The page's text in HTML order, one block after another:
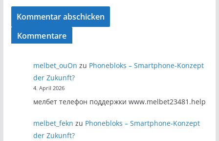
Kommentare
melbet_ouOn zu Phonebloks – Smartphone-Konzept
der Zukunft?
4. April 2026
мелбет телефон поддержки www.melbet23481.help
melbet_fekn zu Phonebloks – Smartphone-Konzept
der Zukunft?